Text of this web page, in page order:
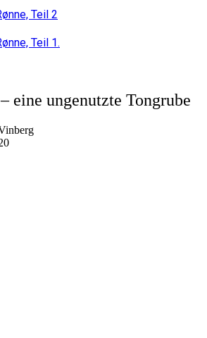
Teil 2
Teil 1.
eine ungenutzte Tongrube